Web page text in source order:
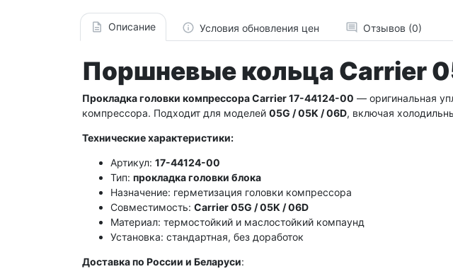
Описание Условия обновления цен Отзывов (0)
Поршневые кольца Carrier
Прокладка головки компрессора Carrier 17-44124-00 — оригинальная
компрессора. Подходит для моделей 05G / 05K / 06D, включая
Технические характеристики:
Артикул: 17-44124-00
Тип: прокладка головки блока
Назначение: герметизация головки компрессора
Совместимость: Carrier 05G / 05K / 06D
Материал: термостойкий и маслостойкий компаунд
Установка: стандартная, без доработок
Доставка по России и Беларуси: